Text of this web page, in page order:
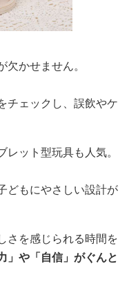
欠かせません。
チェックし、誤飲やケ
ット型玩具も人気。
どもにやさしい設計が
さを感じられる時間を
」や「自信」がぐんと